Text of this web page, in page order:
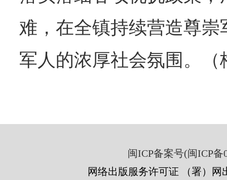
难，在全镇持续营造尊
军人的浓厚社会氛围。（
闽ICP备案号(闽ICP备
网络出版服务许可证 （署）网